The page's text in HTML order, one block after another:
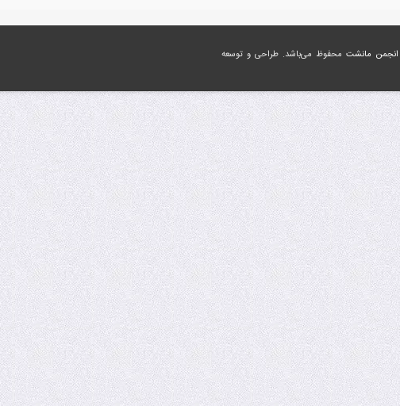
انجمن مانشت محفوظ می‌باشد. طراحی و توسعه